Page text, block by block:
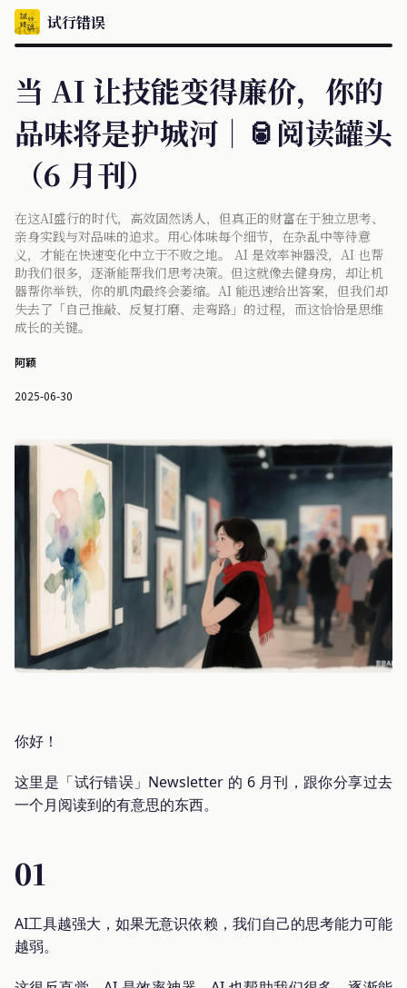
试行错误
当 AI 让技能变得廉价，你的
品味将是护城河｜🥫阅读罐头
（6 月刊）
在这AI盛行的时代，高效固然诱人，但真正的财富在于独立思考、
亲身实践与对品味的追求。用心体味每个细节，在杂乱中等待意
义，才能在快速变化中立于不败之地。 AI 是效率神器没，AI 也帮
助我们很多，逐渐能帮我们思考决策。但这就像去健身房，却让机
器帮你举铁，你的肌肉最终会萎缩。AI 能迅速给出答案，但我们却
失去了「自己推敲、反复打磨、走弯路」的过程，而这恰恰是思维
成长的关键。
阿颖
2025-06-30
你好！
这里是「试行错误」Newsletter 的 6 月刊，跟你分享过去
一个月阅读到的有意思的东西。
01
AI工具越强大，如果无意识依赖，我们自己的思考能力可能
越弱。